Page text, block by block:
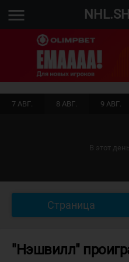
menu
7 АВГ. 8 АВГ. 9 АВГ.
В этот
Страница
"Нэшвилл"